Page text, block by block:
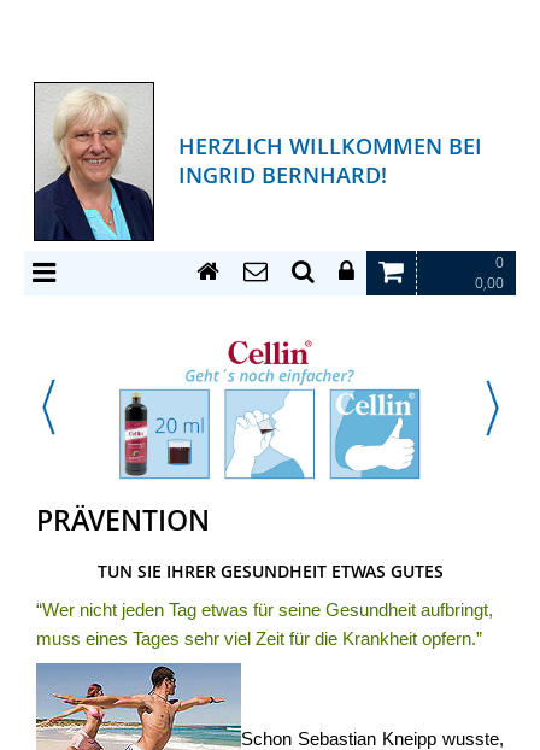
HERZLICH WILLKOMMEN BEI
INGRID BERNHARD!
0
0,00
PRÄVENTION
TUN SIE IHRER GESUNDHEIT ETWAS GUTES
“Wer nicht jeden Tag etwas für seine Gesundheit aufbringt,
muss eines Tages sehr viel Zeit für die Krankheit opfern.”
Schon Sebastian Kneipp wusste,